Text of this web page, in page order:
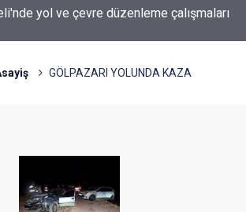
yol ve çevre düzenleme çalışmaları
GÖLPAZARI YOLUNDA KAZA